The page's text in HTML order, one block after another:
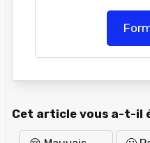
Cet article vous a-t-il